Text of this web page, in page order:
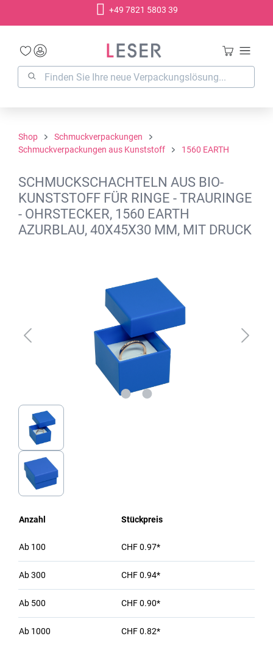
+49 7821 5803 39
Shop
Schmuckverpackungen
Schmuckverpackungen aus Kunststoff
1560 EARTH
SCHMUCKSCHACHTELN AUS BIO-
KUNSTSTOFF FÜR RINGE - TRAURINGE
- OHRSTECKER, 1560 EARTH
AZURBLAU, 40X45X30 MM, MIT DRUCK
Anzahl Stückpreis
Ab 100 CHF 0.97*
Ab300 CHF 0.94*
Ab 500 CHF 0.90*
Ab 1000 CHF 0.82*